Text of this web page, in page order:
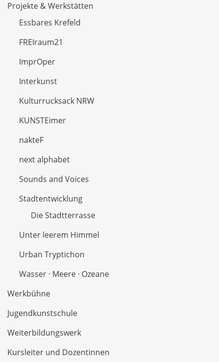
Projekte & Werkstätten
Essbares Krefeld
FREIraum21
ImprOper
Interkunst
Kulturrucksack NRW
KUNSTEimer
nakteF
next alphabet
Sounds and Voices
Stadtentwicklung
Die Stadtterrasse
Unter leerem Himmel
Urban Tryptichon
Wasser · Meere · Ozeane
Werkbühne
Jugendkunstschule
Weiterbildungswerk
Kursleiter und Dozentinnen